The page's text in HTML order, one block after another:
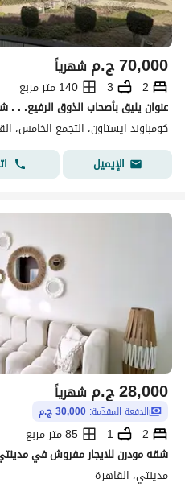
ج.م70,000 شهرياً
2
3
140 متر مربع
كومباوند ايستاون، التجمع الخامس،
الإيميل
ج.م28,000 شهرياً
الدفعة المقدّمة: 30,000 ج.م
2
1
85 متر مربع
شقه مودرن للايجار مفروش في
مدينتي، القاهرة